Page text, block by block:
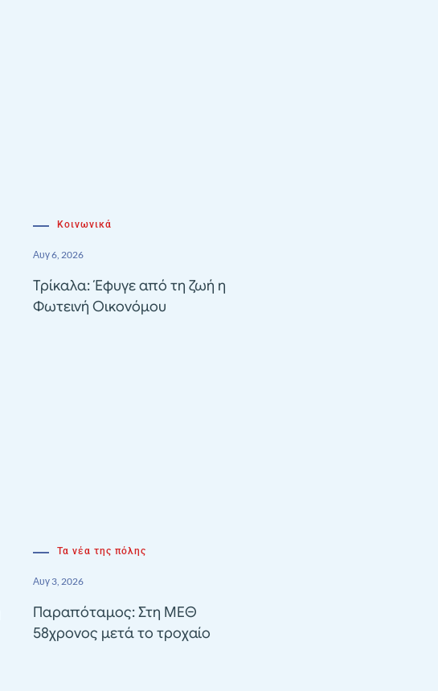
Κοινωνικά
Αυγ 6, 2026
Τρίκαλα: Έφυγε από τη ζωή η
Φωτεινή Οικονόμου
Τα νέα της πόλης
Αυγ 3, 2026
Παραπόταμος: Στη ΜΕΘ
58χρονος μετά το τροχαίο